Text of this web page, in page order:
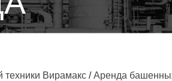
техники Вирамакс /Аренда